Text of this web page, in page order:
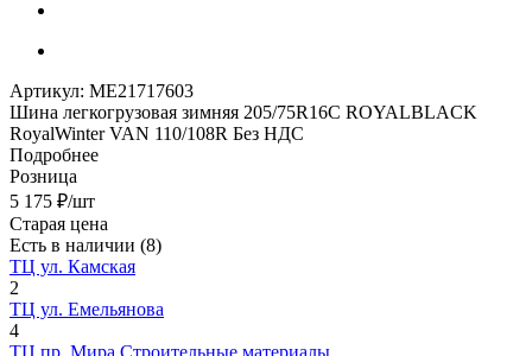
Артикул: МЕ21717603
Шина легкогрузовая зимняя 205/75R16C ROYALBLACK
RoyalWinter VAN 110/108R Без НДС
Подробнее
Розница
5 175 ₽/шт
Старая цена
Есть в наличии (8)
ТЦ ул. Камская
2
ТЦ ул. Емельянова
4
ТЦ пр. Мира Строительные материалы